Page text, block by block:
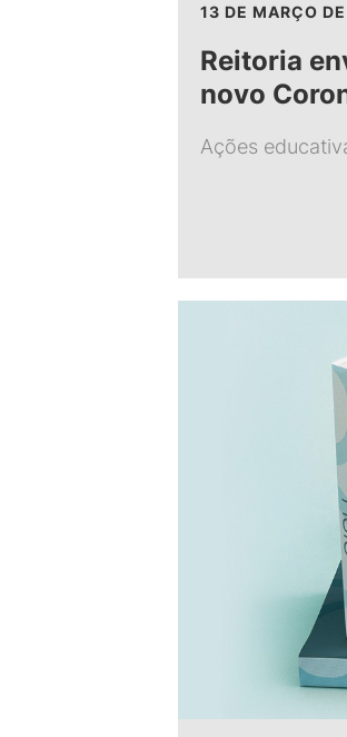
13 DE MARÇO
Reitoria
novo
Ações